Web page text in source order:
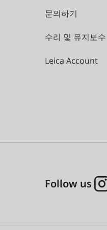
문의하기
수리 및 유지보수
Leica Account
Follow us